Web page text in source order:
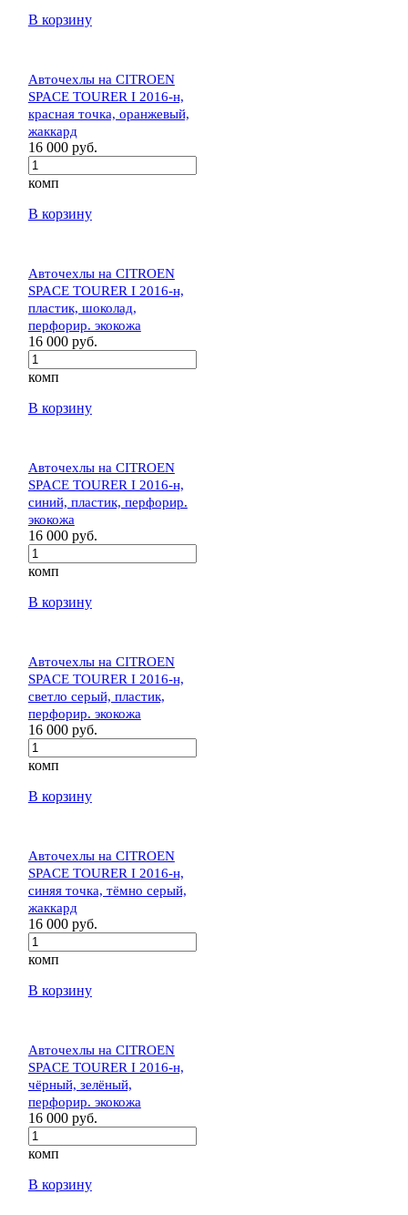
В корзину
Авточехлы на CITROEN
SPACE TOURER I 2016-н,
красная точка, оранжевый,
жаккард
16 000 руб.
комп
В корзину
Авточехлы на CITROEN
SPACE TOURER I 2016-н,
пластик, шоколад,
перфорир. экокожа
16 000 руб.
комп
В корзину
Авточехлы на CITROEN
SPACE TOURER I 2016-н,
синий, пластик, перфорир.
экокожа
16 000 руб.
комп
В корзину
Авточехлы на CITROEN
SPACE TOURER I 2016-н,
светло серый, пластик,
перфорир. экокожа
16 000 руб.
комп
В корзину
Авточехлы на CITROEN
SPACE TOURER I 2016-н,
синяя точка, тёмно серый,
жаккард
16 000 руб.
комп
В корзину
Авточехлы на CITROEN
SPACE TOURER I 2016-н,
чёрный, зелёный,
перфорир. экокожа
16 000 руб.
комп
В корзину